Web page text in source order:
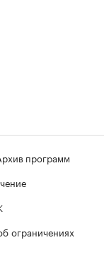
программ
ограничениях